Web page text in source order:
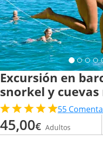
Excursión en
snorkel y
55
45,00€ Adultos